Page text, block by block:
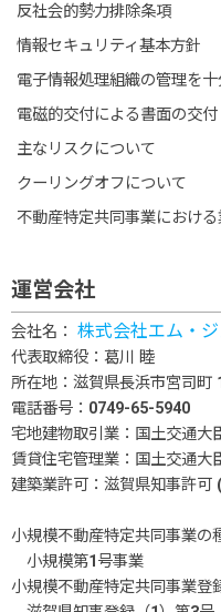
反社会的勢力排除条項
情報セキュリティ基本方針
電子情報処理組織の管理を
電磁的交付による書面の交付
主なリスクについて
クーリングオフについて
不動産特定共同事業におけ
運営会社
会社名： 株式会社エム・
代表取締役：葛川 睦
所在地：滋賀県長浜市宮司町
電話番号：0749-65-5940
宅地建物取引業：国土交通大
賃貸住宅管理業：国土交通大
建築業許可：滋賀県知事許可
小規模不動産特定共同事業の
小規模第1号事業
小規模不動産特定共同事業登